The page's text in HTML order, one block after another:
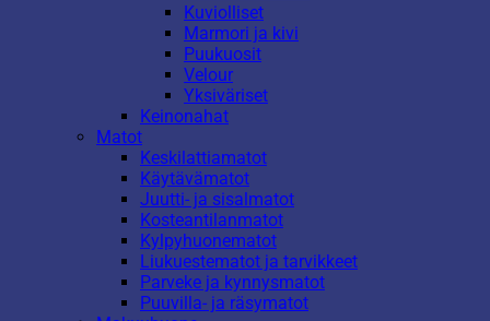
Kuviolliset
Marmori ja kivi
Puukuosit
Velour
Yksiväriset
Keinonahat
Matot
Keskilattiamatot
Käytävämatot
Juutti- ja sisalmatot
Kosteantilanmatot
Kylpyhuonematot
Liukuestematot ja tarvikkeet
Parveke ja kynnysmatot
Puuvilla- ja räsymatot